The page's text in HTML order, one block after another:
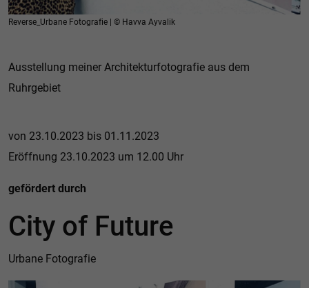
Reverse_Urbane Fotografie | © Havva Ayvalik
Ausstellung meiner Architekturfotografie aus dem
Ruhrgebiet
von 23.10.2023 bis 01.11.2023
Eröffnung 23.10.2023 um 12.00 Uhr
gefördert durch
City of Future
Urbane Fotografie